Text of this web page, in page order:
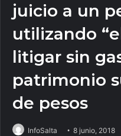
juicio a un
utilizando
litigar sin
patrimonio
de pesos
InfoSalta 8 junio, 2018